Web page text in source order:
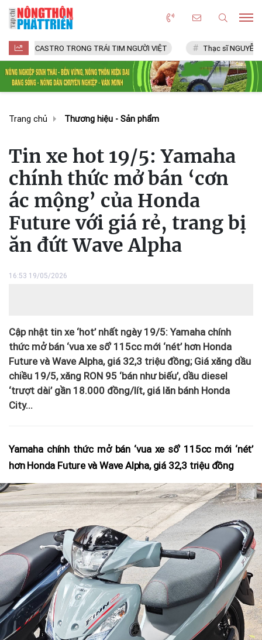
TRONG TRÁI TIM NGƯỜI VIỆT Thạc sĩ NGUYỄN VĂN CHÍ
Trang chủ Thương hiệu - Sản phẩm
Tin xe hot 19/5: Yamaha
chính thức mở bán ‘cơn
ác mộng’ của Honda
Future với giá rẻ, trang bị
ăn đứt Wave Alpha
16:53 19/05/2026
Cập nhật tin xe ‘hot’ nhất ngày 19/5: Yamaha chính
thức mở bán ‘vua xe số’ 115cc mới ‘nét’ hơn Honda
Future và Wave Alpha, giá 32,3 triệu đồng; Giá xăng dầu
chiều 19/5, xăng RON 95 ‘bán như biếu’, dầu diesel
‘trượt dài’ gần 18.000 đồng/lít, giá lăn bánh Honda
City...
Yamaha chính thức mở bán ‘vua xe số’ 115cc mới ‘nét’
hơn Honda Future và Wave Alpha, giá 32,3 triệu đồng